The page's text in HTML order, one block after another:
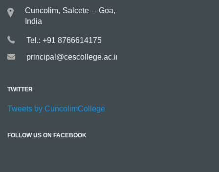
Cuncolim, Salcete – Goa,
India
Tel.: +91 8766614175
principal@cescollege.ac.in
TWITTER
Tweets by CuncolimCollege
FOLLOW US ON FACEBOOK